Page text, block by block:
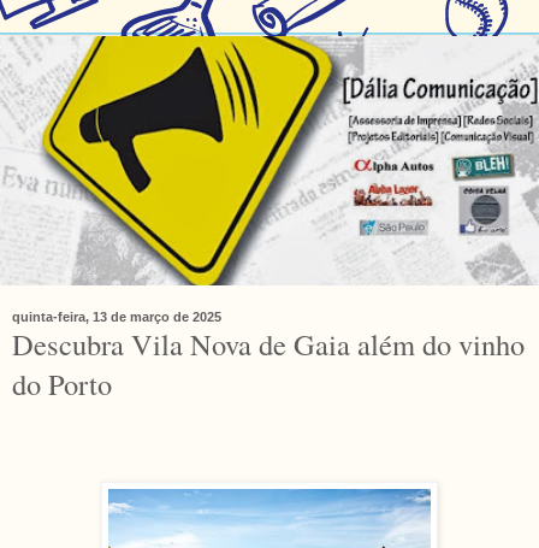
quinta-feira, 13 de março de 2025
Descubra Vila Nova de Gaia além do vinho
do Porto